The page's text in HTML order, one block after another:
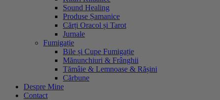
Sound Healing
Produse Șamanice
Cărți Oracol și Tarot
Jurnale
Fumigație
Bile și Cupe Fumigație
Mănunchiuri & Frânghii
Tămâie & Lemnoase & Rășini
Cărbune
Despre Mine
Contact